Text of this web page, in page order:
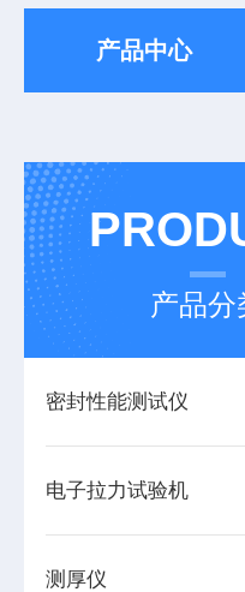
产品中心
产品分
密封性能测试仪
电子拉力试验机
测厚仪